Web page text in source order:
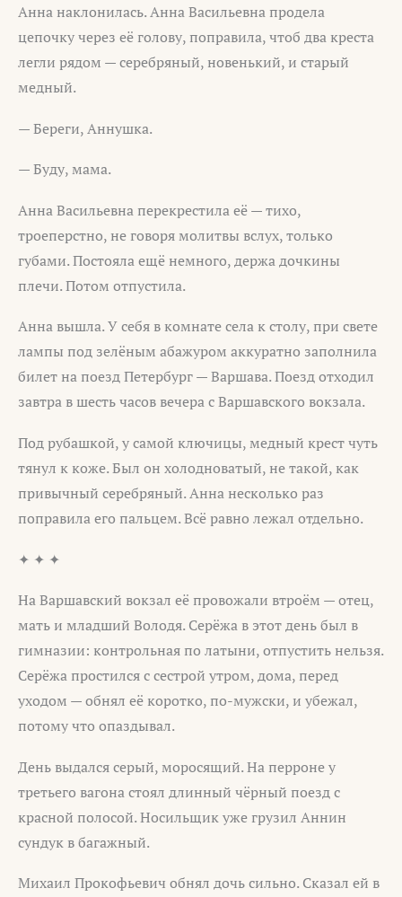
Анна наклонилась. Анна Васильевна продела
цепочку через её голову, поправила, чтоб два креста
легли рядом — серебряный, новенький, и старый
медный.
— Береги, Аннушка.
— Буду, мама.
Анна Васильевна перекрестила её — тихо,
троеперстно, не говоря молитвы вслух, только
губами. Постояла ещё немного, держа дочкины
плечи. Потом отпустила.
Анна вышла. У себя в комнате села к столу, при свете
лампы под зелёным абажуром аккуратно заполнила
билет на поезд Петербург — Варшава. Поезд отходил
завтра в шесть часов вечера с Варшавского вокзала.
Под рубашкой, у самой ключицы, медный крест чуть
тянул к коже. Был он холодноватый, не такой, как
привычный серебряный. Анна несколько раз
поправила его пальцем. Всё равно лежал отдельно.
✦ ✦ ✦
На Варшавский вокзал её провожали втроём — отец,
мать и младший Володя. Серёжа в этот день был в
гимназии: контрольная по латыни, отпустить нельзя.
Серёжа простился с сестрой утром, дома, перед
уходом — обнял её коротко, по-мужски, и убежал,
потому что опаздывал.
День выдался серый, моросящий. На перроне у
третьего вагона стоял длинный чёрный поезд с
красной полосой. Носильщик уже грузил Аннин
сундук в багажный.
Михаил Прокофьевич обнял дочь сильно. Сказал ей в